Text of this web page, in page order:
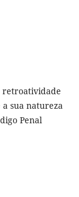
retroatividade
a sua natureza
Penal